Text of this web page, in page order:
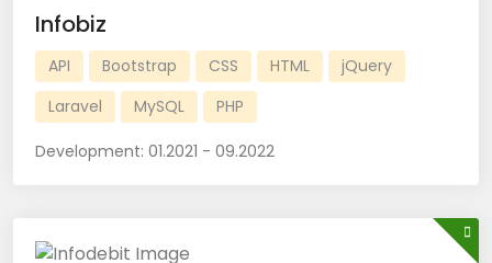
Infobiz
API Bootstrap CSS HTML
jQuery
Laravel
MySQL PHP
Development: 01.2021 - 09.2022